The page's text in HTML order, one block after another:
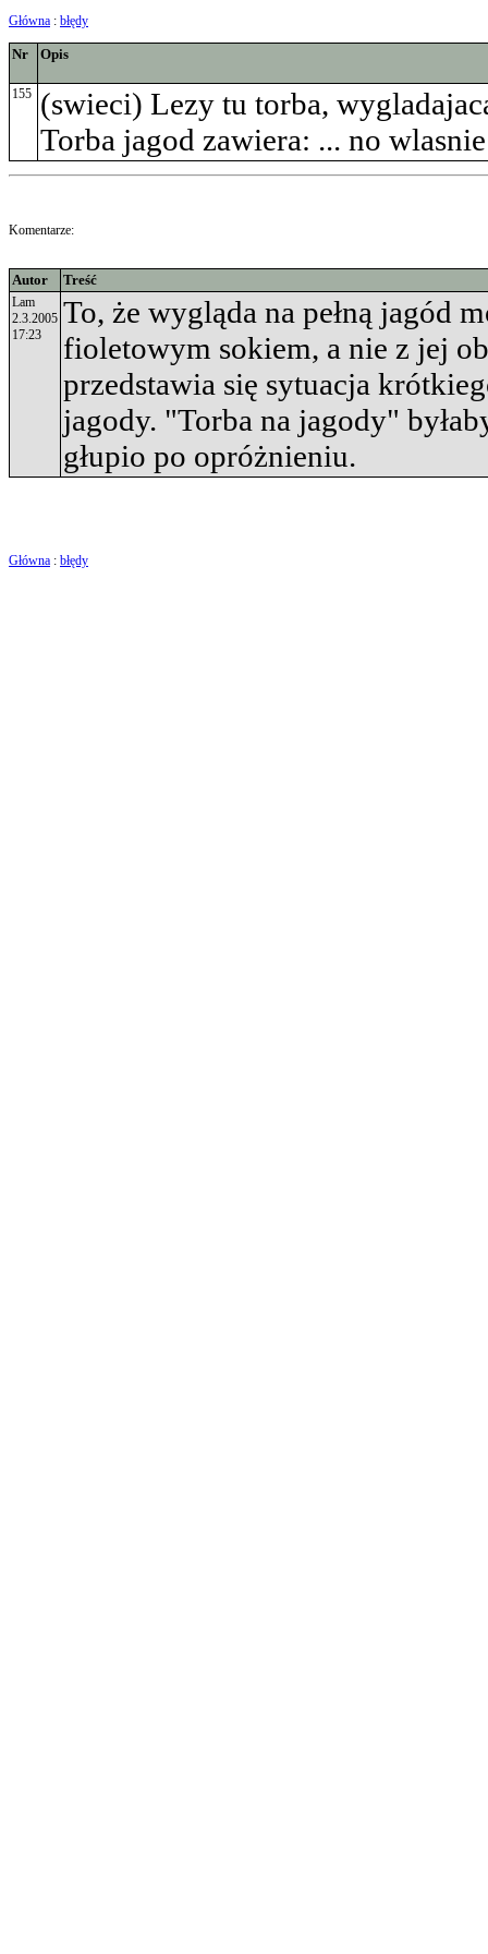
Główna : błędy
Nr Opis
155
(swieci) Lezy tu torba,
Torba jagod zawiera: ... no
Komentarze:
Autor Treść
Lam
2.3.2005
17:23
To, że wygląda na pełną jagód
fioletowym sokiem, a nie z jej
przedstawia się sytuacja
jagody. "Torba na jagody"
głupio po opróżnieniu.
Główna : błędy